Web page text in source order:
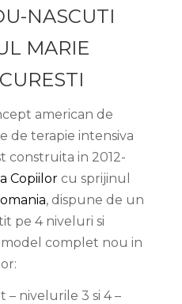
NASCUTI
MARIE
american de
de terapie intensiva
construita in 2012-
Copiilorcu sprijinul
, dispune de un
pe 4 niveluri si
complet nou in
nivelurile 3 si 4 –